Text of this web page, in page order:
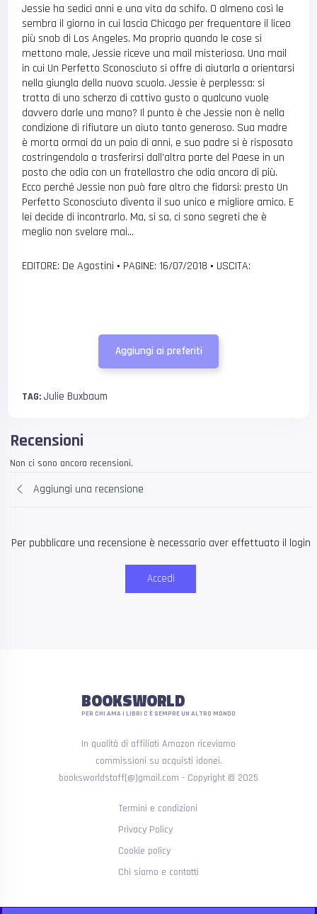
Jessie ha sedici anni e una vita da schifo. O almeno così le
sembra il giorno in cui lascia Chicago per frequentare il liceo
più snob di Los Angeles. Ma proprio quando le cose si
mettono male, Jessie riceve una mail misteriosa. Una mail
in cui Un Perfetto Sconosciuto si offre di aiutarla a orientarsi
nella giungla della nuova scuola. Jessie è perplessa: si
tratta di uno scherzo di cattivo gusto o qualcuno vuole
davvero darle una mano? Il punto è che Jessie non è nella
condizione di rifiutare un aiuto tanto generoso. Sua madre
è morta ormai da un paio di anni, e suo padre si è risposato
costringendola a trasferirsi dall’altra parte del Paese in un
posto che odia con un fratellastro che odia ancora di più.
Ecco perché Jessie non può fare altro che fidarsi: presto Un
Perfetto Sconosciuto diventa il suo unico e migliore amico. E
lei decide di incontrarlo. Ma, si sa, ci sono segreti che è
meglio non svelare mai…
EDITORE: De Agostini • PAGINE: 16/07/2018 • USCITA:
Aggiungi ai preferiti
TAG: Julie Buxbaum
Recensioni
Non ci sono ancora recensioni.
Aggiungi una recensione
Per pubblicare una recensione è necessario aver effettuato il login
Accedi
BOOKSWORLD
PER CHI AMA I LIBRI C'È SEMPRE UN ALTRO MONDO
In qualità di affiliati Amazon riceviamo
commissioni su acquisti idonei.
booksworldstaff[@]gmail.com - Copyright © 2025
Termini e condizioni
Privacy Policy
Cookie policy
Chi siamo e contatti